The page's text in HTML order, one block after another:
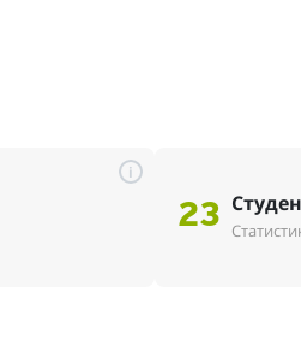
i
23